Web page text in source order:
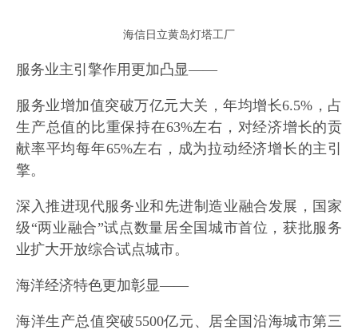
海信日立黄岛灯塔工厂
服务业主引擎作用更加凸显——
服务业增加值突破万亿元大关，年均增长6.5%，占
生产总值的比重保持在63%左右，对经济增长的贡
献率平均每年65%左右，成为拉动经济增长的主引
擎。
深入推进现代服务业和先进制造业融合发展，国家
级“两业融合”试点数量居全国城市首位，获批服务
业扩大开放综合试点城市。
海洋经济特色更加彰显——
海洋生产总值突破5500亿元、居全国沿海城市第三